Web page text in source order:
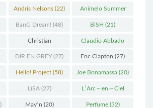
Andris Nelsons (22) Animelo Summer
Live (34)
BanG Dream! (48) BiSH (21)
Christian
Thielemann(36)
Claudio Abbado
(25)
DIR EN GREY (27) Eric Clapton (27)
Hello! Project (58) Joe Bonamassa (20)
LiSA(27) L′Arc～en～Ciel
(41)
May′n (20) Perfume(32)